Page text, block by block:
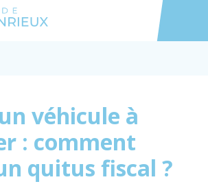
Accéder
véhicule à
: comment
quitus fiscal ?